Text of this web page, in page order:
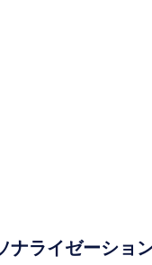
ナライゼーショ